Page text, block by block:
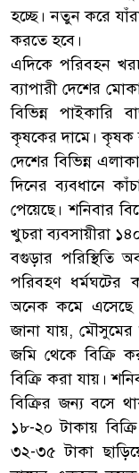
হচ্ছে। নতুন করে
করতে হবে।
এদিকে পরিবহন
ব্যাপারী দেশের
বিভিন্ন পাইকারি
কৃষকের দামে। কৃষক
দেশের বিভিন্ন
দিনের ব্যবধানে
পেয়েছে। শনিবার
খুচরা ব্যবসায়ীরা
বগুড়ার পরিস্থিতি
পরিবহণ ধর্মঘটের
অনেক কমে এসেছে
জানা যায়,
জমি থেকে বিক্রি
বিক্রি করা যায়।
বিক্রির জন্য বসে
১৮-২০ টাকায়
৩২-৩৫ টাকা